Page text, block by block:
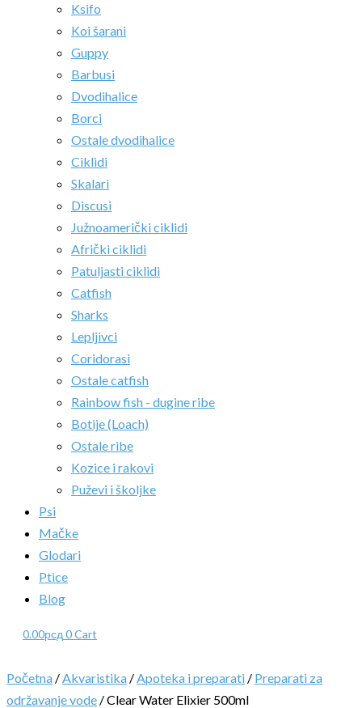
Ksifo
Koi šarani
Guppy
Barbusi
Dvodihalice
Borci
Ostale dvodihalice
Ciklidi
Skalari
Discusi
Južnoamerički ciklidi
Afrički ciklidi
Patuljasti ciklidi
Catfish
Sharks
Lepljivci
Coridorasi
Ostale catfish
Rainbow fish - dugine ribe
Botije (Loach)
Ostale ribe
Kozice i rakovi
Puževi i školjke
Psi
Mačke
Glodari
Ptice
Blog
0.00рсд 0Cart
Početna /Akvaristika /Apoteka i preparati / Preparati za
održavanje vode / Clear Water Elixier 500ml